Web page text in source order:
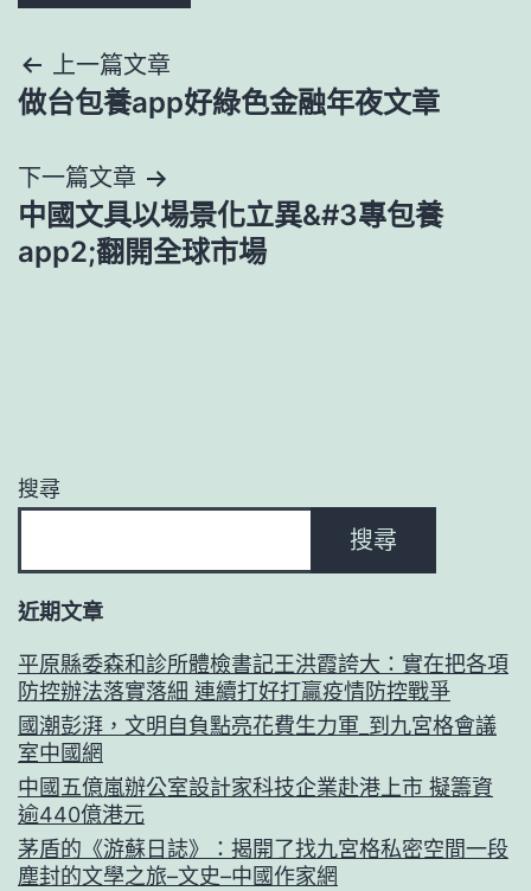
文
章
導
覽
上一篇文章
做台包養app好綠色金融年夜文章
下一篇文章
中國文具以場景化立異&#3專包養
app2;翻開全球市場
搜尋
搜尋
近期文章
平原縣委森和診所體檢書記王洪霞誇大：實在把各項
防控辦法落實落細 連續打好打贏疫情防控戰爭
國潮彭湃，文明自負點亮花費生力軍_到九宮格會議
室中國網
中國五億嵐辦公室設計家科技企業赴港上市 擬籌資
逾440億港元
茅盾的《游蘇日誌》：揭開了找九宮格私密空間一段
塵封的文學之旅–文史–中國作家網